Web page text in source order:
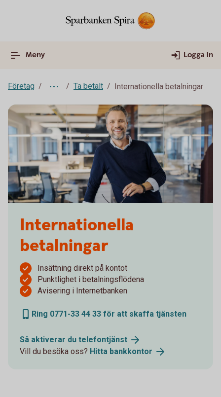
Meny Logga in
Företag Ta betalt Internationella betalningar
Internationella
betalningar
Insättning direkt på kontot
Punktlighet i betalningsflödena
Avisering i Internetbanken
Ring 0771-33 44 33 för att skaffa tjänsten
Så aktiverar du telefontjänst
Vill du besöka oss? Hitta bankkontor